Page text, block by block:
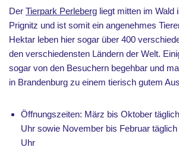
Der Tierpark Perleberg liegt mitten im Wald
Prignitz und ist somit ein angenehmes
Hektar leben hier sogar über 400
den verschiedensten Ländern der Welt.
sogar von den Besuchern begehbar und
in Brandenburg zu einem tierisch gutem
Öffnungszeiten: März bis Oktober
Uhr sowie November bis Februar
Uhr